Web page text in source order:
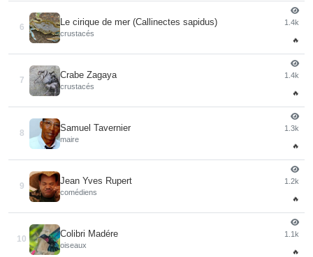
6
Le cirique de mer (Callinectes sapidus)
crustacés
1.4k
🔥
7
Crabe Zagaya
crustacés
1.4k
🔥
8
Samuel Tavernier
maire
1.3k
🔥
9
Jean Yves Rupert
comédiens
1.2k
🔥
10
Colibri Madére
oiseaux
1.1k
🔥